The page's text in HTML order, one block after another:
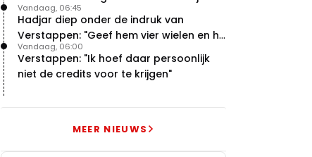
met concurrentie
Hadjar diep onder de indruk van
Verstappen: "Geef hem vier wielen en hij
levert"
Vandaag, 06:45
Verstappen: "Ik hoef daar persoonlijk
niet de credits voor te krijgen"
Vandaag, 06:00
MEER NIEUWS